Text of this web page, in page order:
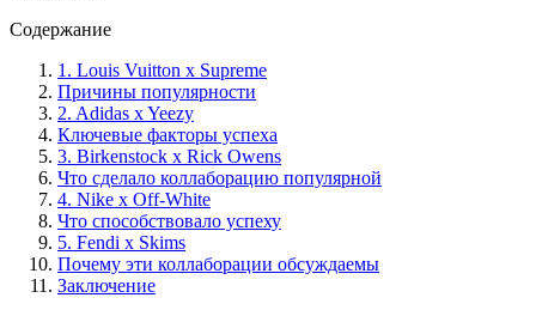
Содержание
1. Louis Vuitton x Supreme
Причины популярности
2. Adidas x Yeezy
Ключевые факторы успеха
3. Birkenstock x Rick Owens
Что сделало коллаборацию популярной
4. Nike x Off-White
Что способствовало успеху
5. Fendi x Skims
Почему эти коллаборации обсуждаемы
Заключение